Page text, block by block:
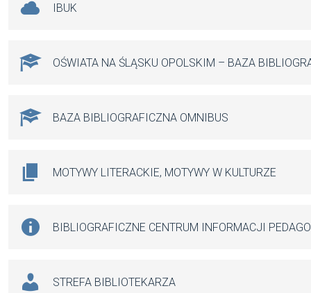
IBUK
OŚWIATA NA ŚLĄSKU OPOLSKIM – BAZA
BAZA BIBLIOGRAFICZNA OMNIBUS
MOTYWY LITERACKIE, MOTYWY W KULTURZE
BIBLIOGRAFICZNE CENTRUM INFORMACJI
STREFA BIBLIOTEKARZA